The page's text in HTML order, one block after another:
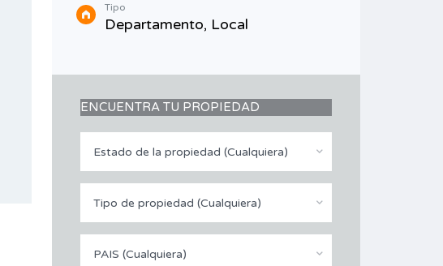
Tipo
Departamento, Local
ENCUENTRA TU PROPIEDAD
Estado de la propiedad (Cualquiera)
Tipo de propiedad (Cualquiera)
PAIS (Cualquiera)